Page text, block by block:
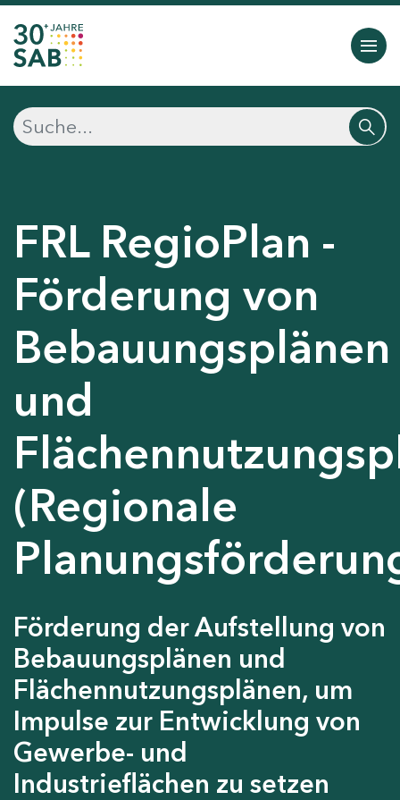
FRL RegioPlan -
Förderung von
Bebauungsplänen
und
(Regionale
Förderung der Aufstellung von
Bebauungsplänen und
Flächennutzungsplänen, um
Impulse zur Entwicklung von
Gewerbe- und
Industrieflächen zu setzen